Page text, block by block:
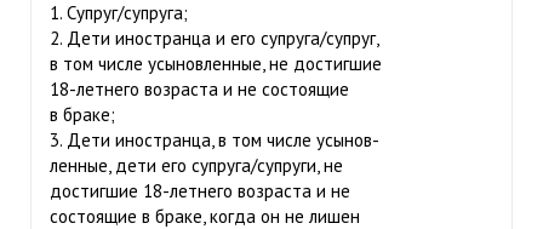
1. Супруг/супруга;
2. Дети иностранца и его супруга/супруг,
в том числе усыновленные, не достигшие
18-летнего возраста и не состоящие
в браке;
3. Дети иностранца, в том числе усынов-
ленные, дети его супруга/супруги, не
достигшие 18-летнего возраста и не
состоящие в браке, когда он не лишен